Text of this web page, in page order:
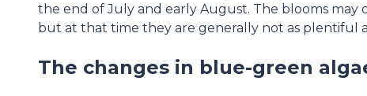
the end of July and early August. The blooms
but at that time they are generally not as plentiful
The changes in blue-green